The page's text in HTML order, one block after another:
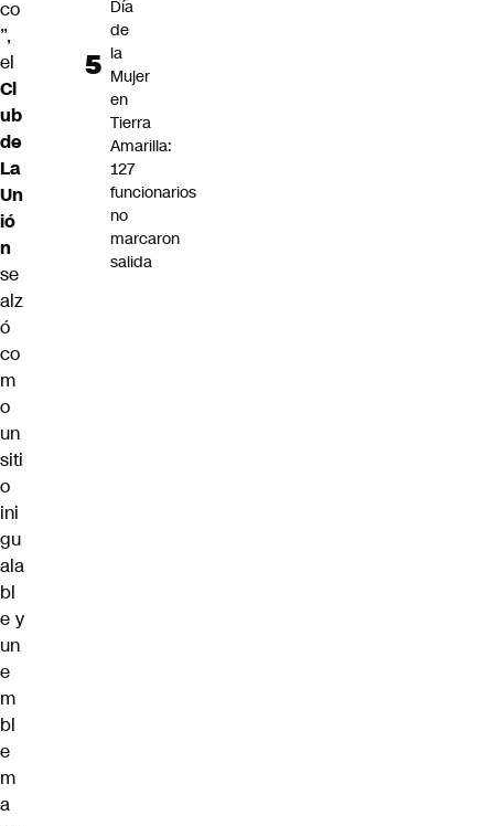
co
”,
el
Cl
ub
de
La
Un
ió
n
se
alz
ó
co
m
o
un
siti
o
ini
gu
ala
bl
e y
un
e
m
bl
e
m
a
Día
de
la
Mujer
en
Tierra
Amarilla:
127
funcionarios
no
marcaron
salida